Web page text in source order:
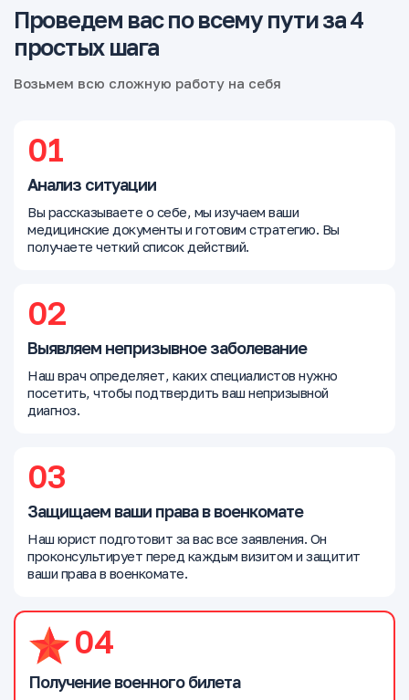
Проведем вас по всему пути за 4
простых шага
Возьмем всю сложную работу на себя
01
Анализ ситуации
Вы рассказываете о себе, мы изучаем ваши
медицинские документы и готовим стратегию. Вы
получаете четкий список действий.
02
Выявляем непризывное заболевание
Наш врач определяет, каких специалистов нужно
посетить, чтобы подтвердить ваш непризывной
диагноз.
03
Защищаем ваши права в военкомате
Наш юрист подготовит за вас все заявления. Он
проконсультирует перед каждым визитом и защитит
ваши права в военкомате.
04
Получение военного билета